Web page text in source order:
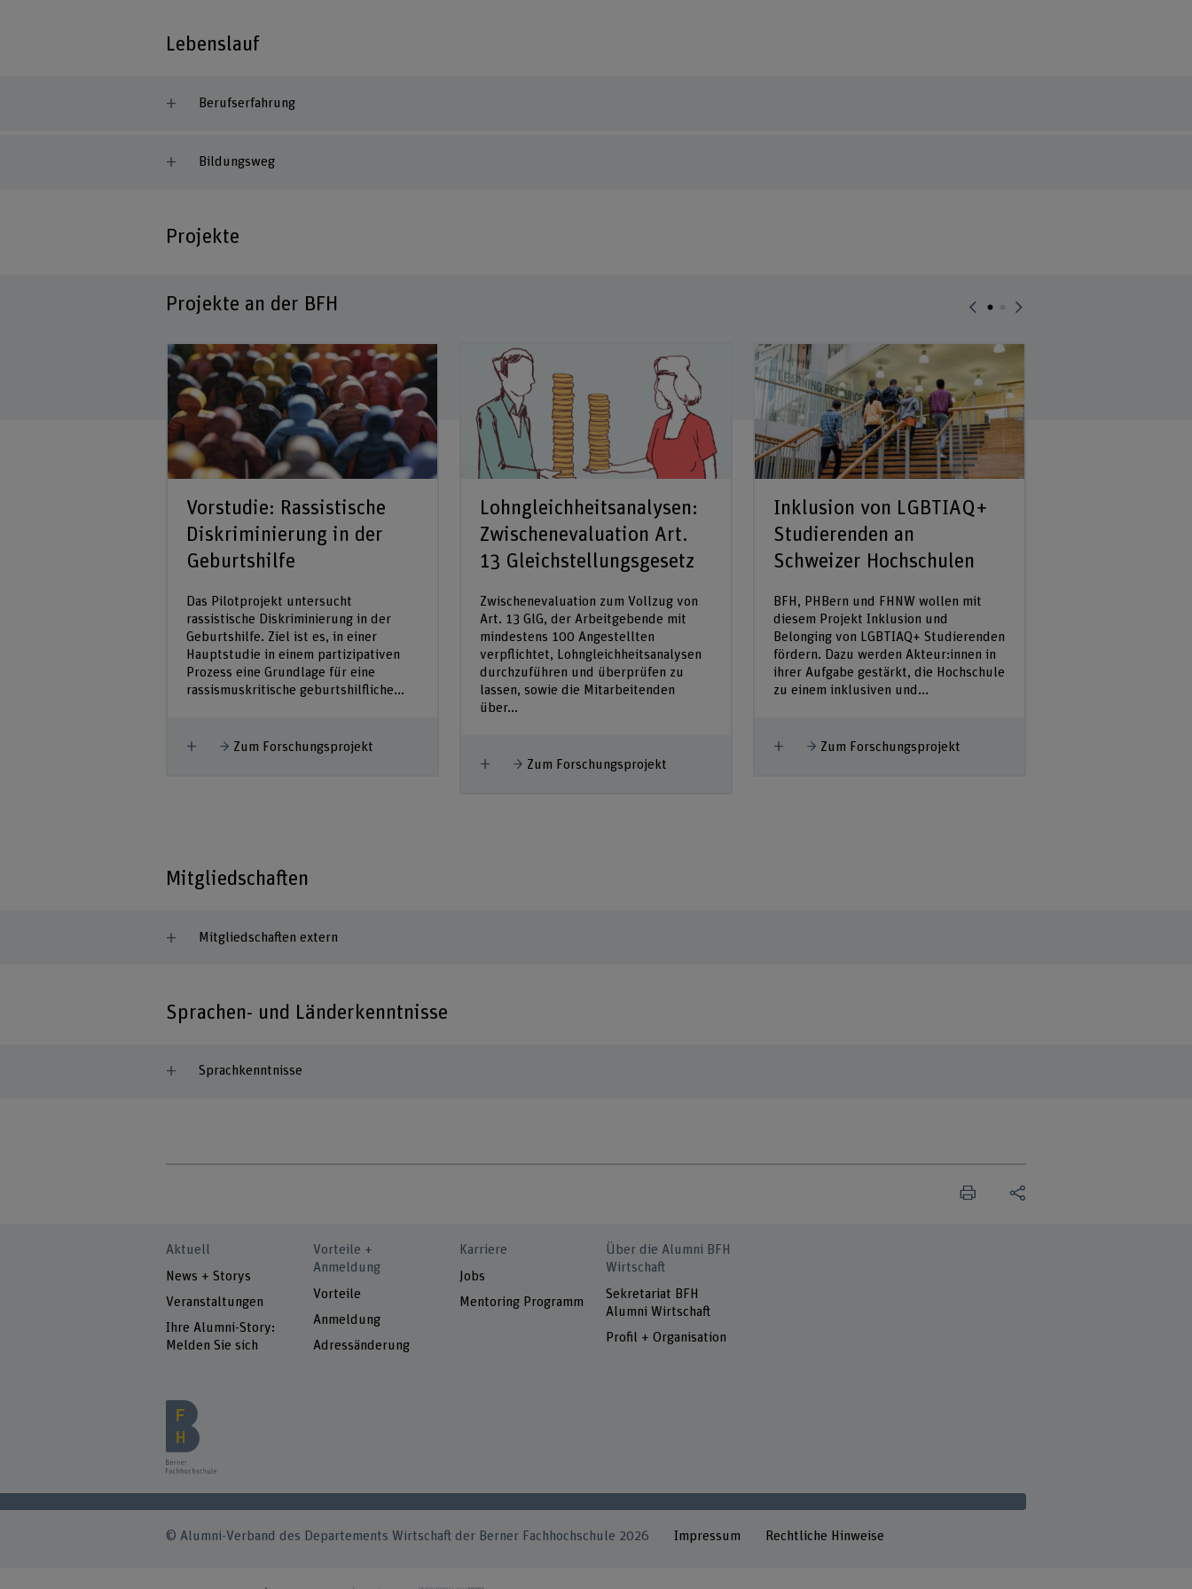
Lebenslauf
Berufserfahrung
Bildungsweg
Projekte
Projekte an der BFH
Vorstudie: Rassistische
Diskriminierung in der
Geburtshilfe
Das Pilotprojekt untersucht
rassistische Diskriminierung in der
Geburtshilfe. Ziel ist es, in einer
Hauptstudie in einem partizipativen
Prozess eine Grundlage für eine
rassismuskritische geburtshilfliche...
Mehr anzeigen
Zum Forschungsprojekt
Lohngleichheitsanalysen:
Zwischenevaluation Art.
13 Gleichstellungsgesetz
Zwischenevaluation zum Vollzug von
Art. 13 GlG, der Arbeitgebende mit
mindestens 100 Angestellten
verpflichtet, Lohngleichheitsanalysen
durchzuführen und überprüfen zu
lassen, sowie die Mitarbeitenden
über...
Mehr anzeigen
Zum Forschungsprojekt
Inklusion von LGBTIAQ+
Studierenden an
Schweizer Hochschulen
BFH, PHBern und FHNW wollen mit
diesem Projekt Inklusion und
Belonging von LGBTIAQ+ Studierenden
fördern. Dazu werden Akteur:innen in
ihrer Aufgabe gestärkt, die Hochschule
zu einem inklusiven und...
Mehr anzeigen
Zum Forschungsprojekt
Mitgliedschaften
Mitgliedschaften extern
Sprachen- und Länderkenntnisse
Sprachkenntnisse
Aktuell
News + Storys
Veranstaltungen
Ihre Alumni-Story:
Melden Sie sich
Vorteile +
Anmeldung
Vorteile
Anmeldung
Adressänderung
Karriere
Jobs
Mentoring Programm
Über die Alumni BFH
Wirtschaft
Sekretariat BFH
Alumni Wirtschaft
Profil + Organisation
© Alumni-Verband des Departements Wirtschaft der Berner Fachhochschule 2026 Impressum Rechtliche Hinweise